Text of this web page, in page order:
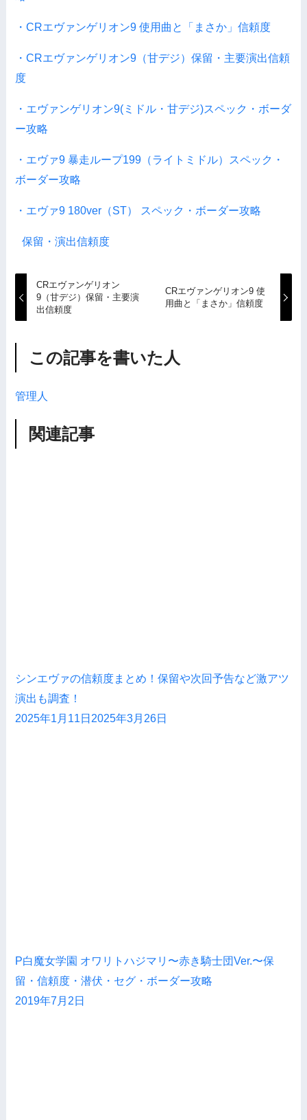
・CRエヴァンゲリオン9 使用曲と「まさか」信頼度
・CRエヴァンゲリオン9（甘デジ）保留・主要演出信頼
度
・エヴァンゲリオン9(ミドル・甘デジ)スペック・ボーダ
ー攻略
・エヴァ9 暴走ループ199（ライトミドル）スペック・
ボーダー攻略
・エヴァ9 180ver（ST） スペック・ボーダー攻略
保留・演出信頼度
CRエヴァンゲリオン
9（甘デジ）保留・主要演
出信頼度
CRエヴァンゲリオン9 使
用曲と「まさか」信頼度
この記事を書いた人
管理人
関連記事
シンエヴァの信頼度まとめ！保留や次回予告など激アツ
演出も調査！
2025年1月11日 2025年3月26日
P白魔女学園 オワリトハジマリ〜赤き騎士団Ver.〜保
留・信頼度・潜伏・セグ・ボーダー攻略
2019年7月2日